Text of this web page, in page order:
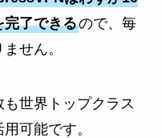
完了できるので、毎
せん。
世界トップクラス
可能です。